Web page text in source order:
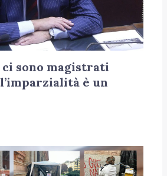
ci sono magistrati
è un